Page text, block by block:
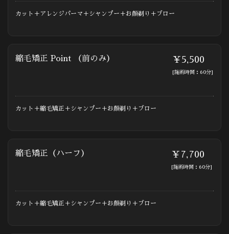
カット＋アレンジパーマ＋シャンプー＋お顔剃り＋ブロー
縮毛矯正 Point （前のみ） ￥5,500
[施術時間：60分]
カット＋縮毛矯正＋シャンプー＋お顔剃り＋ブロー
縮毛矯正（ハーフ） ￥7,700
[施術時間：60分]
カット＋縮毛矯正＋シャンプー＋お顔剃り＋ブロー